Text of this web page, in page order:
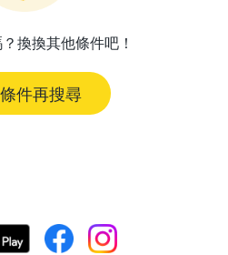
換換其他條件吧！
件再搜尋